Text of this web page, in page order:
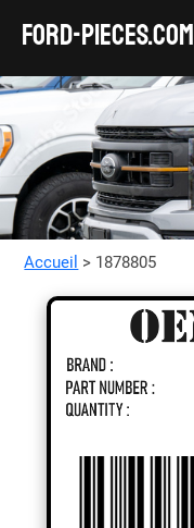
FORD-pieces.com
Accueil > 1878805